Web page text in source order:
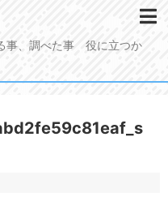
調べた事 役に立つか